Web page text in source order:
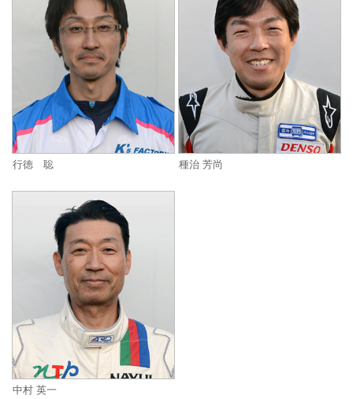
行徳 聡 種治 芳尚
中村 英一